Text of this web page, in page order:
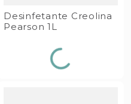
Desinfetante Creolina
Pearson 1L